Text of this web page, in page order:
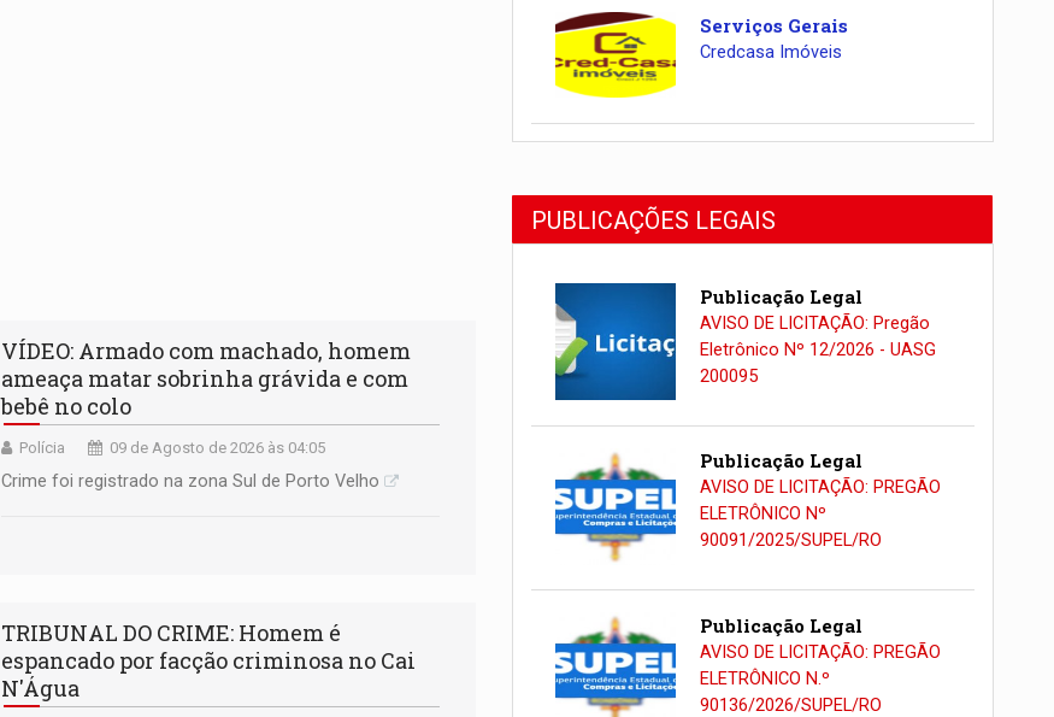
VÍDEO: Armado com machado, homem
ameaça matar sobrinha grávida e com
bebê no colo
Polícia 09 de Agosto de 2026 às 04:05
Crime foi registrado na zona Sul de Porto Velho
TRIBUNAL DO CRIME: Homem é
espancado por facção criminosa no Cai
N'Água
Serviços Gerais
Credcasa Imóveis
PUBLICAÇÕES LEGAIS
Publicação Legal
AVISO DE LICITAÇÃO: Pregão
Eletrônico Nº 12/2026 - UASG
200095
Publicação Legal
AVISO DE LICITAÇÃO: PREGÃO
ELETRÔNICO Nº
90091/2025/SUPEL/RO
Publicação Legal
AVISO DE LICITAÇÃO: PREGÃO
ELETRÔNICO N.º
90136/2026/SUPEL/RO